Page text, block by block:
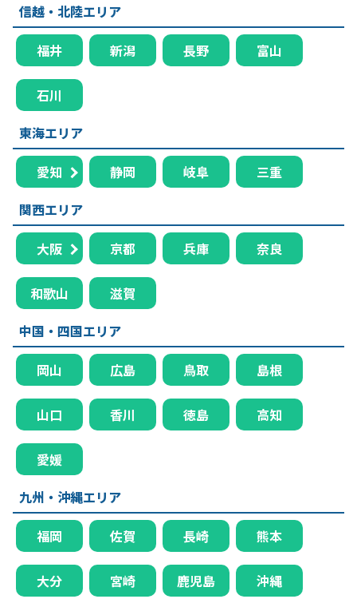
信越・北陸エリア
福井 新潟 長野 富山
石川
東海エリア
愛知 静岡 岐阜
三重
関西エリア
大阪 京都 兵庫 奈良
和歌山
滋賀
中国・四国エリア
岡山 広島 鳥取 島根
山口 香川 徳島 高知
愛媛
九州・沖縄エリア
福岡 佐賀 長崎 熊本
大分 宮崎 鹿児島 沖縄